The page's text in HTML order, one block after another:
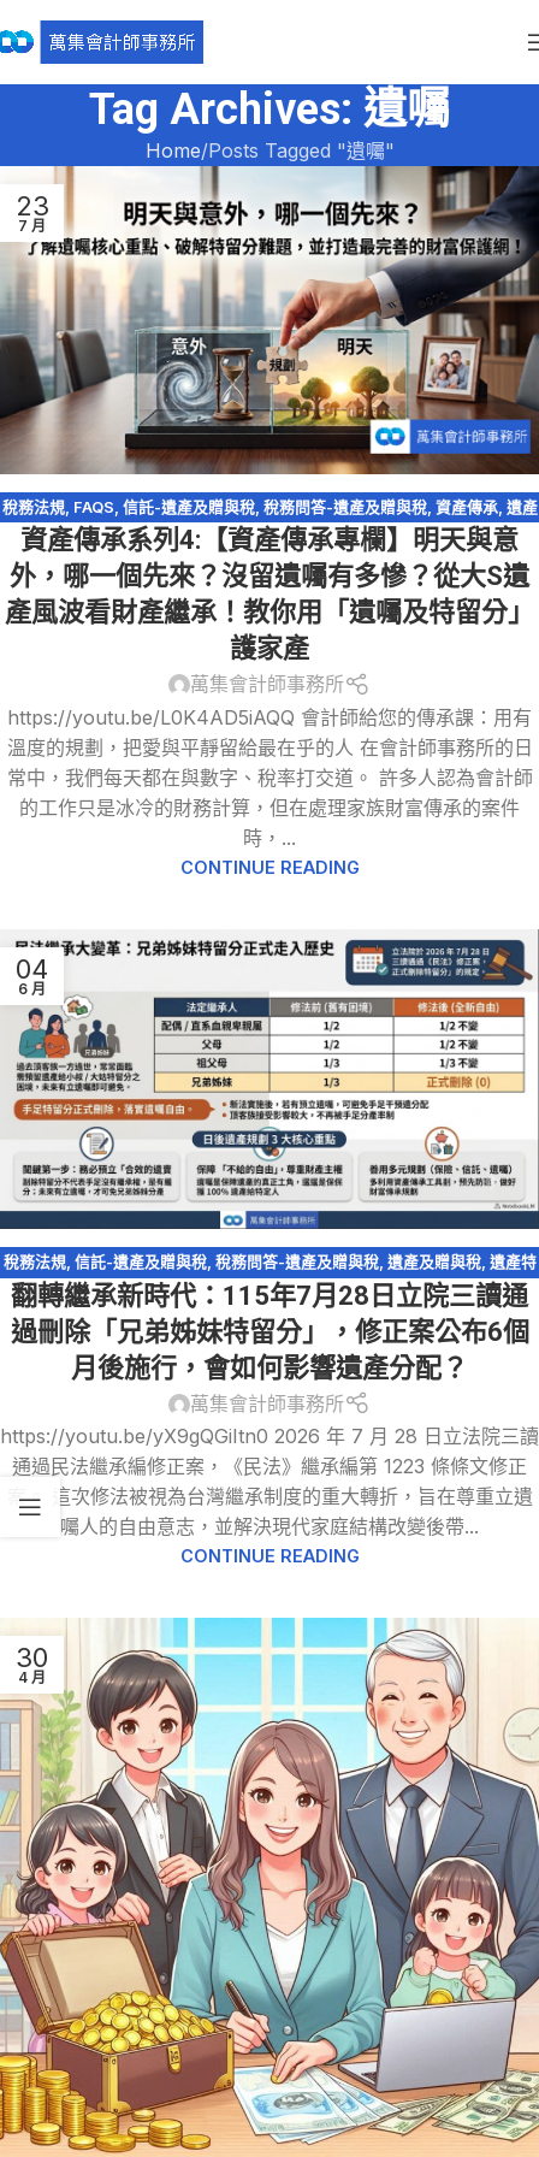
Tag Archives: 遺囑
Home Posts Tagged "遺囑"
23
7 月
稅務法規, FAQS 信託-遺產及贈與稅, 稅務問答-遺產及贈與稅, 資產傳承, 遺產
及贈與稅,遺產特留分,配偶剩餘財產差額分配請求權
資產傳承系列4:【資產傳承專欄】明天與意
外，哪一個先來？沒留遺囑有多慘？從大S遺
產風波看財產繼承！教你用「遺囑及特留分」
護家產
萬集會計師事務所
https://youtu.be/L0K4AD5iAQQ 會計師給您的傳承課：用有
溫度的規劃，把愛與平靜留給最在乎的人 在會計師事務所的日
常中，我們每天都在與數字、稅率打交道。 許多人認為會計師
的工作只是冰冷的財務計算，但在處理家族財富傳承的案件
時，...
CONTINUE READING
04
6 月
稅務法規, 信託-遺產及贈與稅, 稅務問答-遺產及贈與稅, 遺產及贈與稅, 遺產特
留分
翻轉繼承新時代：115年7月28日立院三讀通
過刪除「兄弟姊妹特留分」，修正案公布6個
月後施行，會如何影響遺產分配？
萬集會計師事務所
https://youtu.be/yX9gQGiItn0 2026 年 7 月 28 日立法院三讀
通過民法繼承編修正案，《民法》繼承編第 1223 條條文修正
案。 這次修法被視為台灣繼承制度的重大轉折，旨在尊重立遺
囑人的自由意志，並解決現代家庭結構改變後帶...
CONTINUE READING
30
4 月